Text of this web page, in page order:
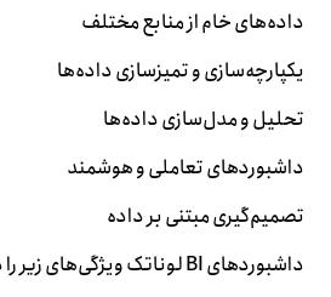
داده‌های خام از منابع مختلف
یکپارچه‌سازی و تمیزسازی داده‌ها
تحلیل و مدل‌سازی داده‌ها
داشبوردهای تعاملی و هوشمند
تصمیم‌گیری مبتنی بر داده
داشبوردهای BI لوناتک ویژگی‌های زیر را دارند: